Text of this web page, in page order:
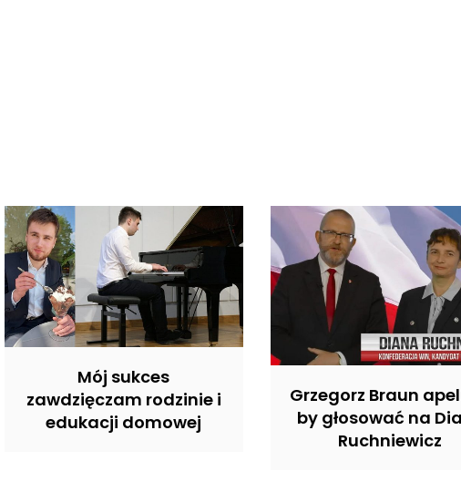
Mój sukces
zawdzięczam rodzinie i
edukacji domowej
Grzegorz Braun
by głosować na
Ruchniewicz